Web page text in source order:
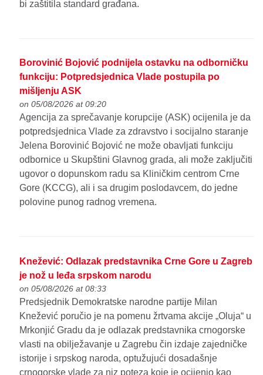
bi zaštitila standard građana.
Borovinić Bojović podnijela ostavku na odborničku
funkciju: Potpredsjednica Vlade postupila po
mišljenju ASK
on 05/08/2026 at 09:20
Agencija za sprečavanje korupcije (ASK) ocijenila je da
potpredsjednica Vlade za zdravstvo i socijalno staranje
Jelena Borovinić Bojović ne može obavljati funkciju
odbornice u Skupštini Glavnog grada, ali može zaključiti
ugovor o dopunskom radu sa Kliničkim centrom Crne
Gore (KCCG), ali i sa drugim poslodavcem, do jedne
polovine punog radnog vremena.
Knežević: Odlazak predstavnika Crne Gore u Zagreb
je nož u leđa srpskom narodu
on 05/08/2026 at 08:33
Predsjednik Demokratske narodne partije Milan
Knežević poručio je na pomenu žrtvama akcije „Oluja“ u
Mrkonjić Gradu da je odlazak predstavnika crnogorske
vlasti na obilježavanje u Zagrebu čin izdaje zajedničke
istorije i srpskog naroda, optužujući dosadašnje
crnogorske vlade za niz poteza koje je ocijenio kao